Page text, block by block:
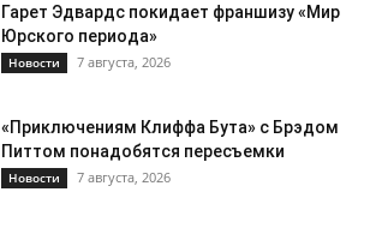
Гарет Эдвардс покидает франшизу «Мир
Юрского периода»
Новости 7 августа, 2026
«Приключениям Клиффа Бута» с Брэдом
Питтом понадобятся пересъемки
Новости 7 августа, 2026